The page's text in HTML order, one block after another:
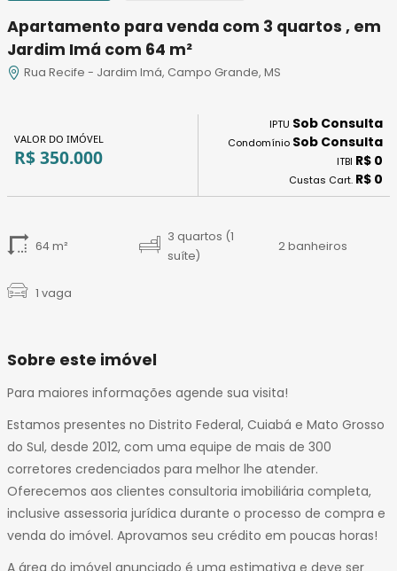
7
8
9
12
Apartamento para venda com 3 quartos , em
Jardim Imá com 64 m²
Rua Recife - Jardim Imá, Campo Grande, MS
VALOR DO IMÓVEL
R$ 350.000
IPTU Sob Consulta
Condomínio Sob Consulta
ITBI R$ 0
Custas Cart. R$ 0
64 m²
3 quartos (1
suíte)
2 banheiros
1 vaga
Sobre este imóvel
Para maiores informações agende sua visita!
Estamos presentes no Distrito Federal, Cuiabá e Mato Grosso
do Sul, desde 2012, com uma equipe de mais de 300
corretores credenciados para melhor lhe atender.
Oferecemos aos clientes consultoria imobiliária completa,
inclusive assessoria jurídica durante o processo de compra e
venda do imóvel. Aprovamos seu crédito em poucas horas!
A área do imóvel anunciado é uma estimativa e deve ser